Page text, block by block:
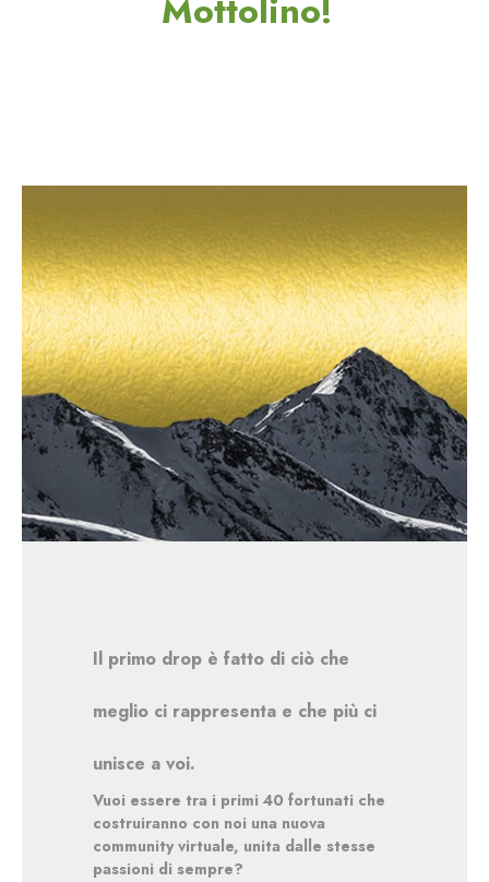
Mottolino!
Il primo drop è fatto di ciò che
meglio ci rappresenta e che più ci
unisce a voi.
Vuoi essere tra i primi 40 fortunati che
costruiranno con noi una nuova
community virtuale, unita dalle stesse
passioni di sempre?